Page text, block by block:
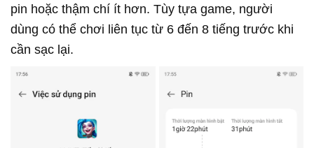
pin hoặc thậm chí ít hơn. Tùy tựa game, người
dùng có thể chơi liên tục từ 6 đến 8 tiếng trước khi
cần sạc lại.